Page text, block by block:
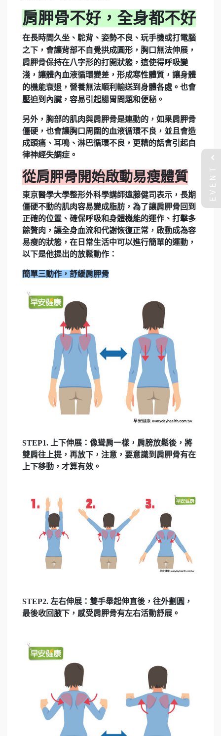
肩胛骨不好，全身都不好
在長時間久坐、駝背、姿勢不良、玩手機或打電腦
之下，會讓背部不自覺拱成圓形，胸口無法伸展，
肩胛骨保持在八字形的打開狀態，這使得呼吸變
淺，讓體內血液循環變差，形成寒性體質，讓身體
的機能衰退，營養無法順利輸送到身體各處。也會
壓迫到內臟，容易引起腸胃問題和便秘。
另外，胸部的肌肉與肩胛骨是連動的，如果肩胛骨
僵硬，也會讓胸口周圍的血液循環不良，並且會造
成頭痛、耳鳴、淋巴循環不良，更糟的話會引起自
律神經失調症。
從肩胛骨開始啟動易瘦體質
東京醫學大學整形外科學講師遠藤健司表示，長期
僵硬不動的肌肉容易變成脂肪，為了讓肩胛骨回到
正確的位置、確保呼吸和身體機能的運作、打擊多
餘贅肉，讓全身血流和代謝恢復正常，啟動成為容
易瘦的狀態，在日常生活中可以進行簡單的運動，
以下是他提出的放鬆動作：
簡單三動作，舒緩肩胛骨
STEP1. 上下伸展：像聳肩一樣，肩膀放鬆後，將
雙肩往上提，再放下，注意，要意識到肩胛骨有在
上下移動，才算有效。
STEP2. 左右伸展：雙手舉起伸直後，往外劃圓，
最後收回腋下，感受肩胛骨有左右活動舒展。
EVENT